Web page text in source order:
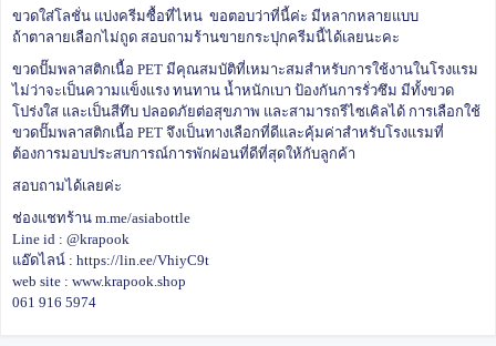
ขวดใส่โลชั่น แบ่งครีมซื้อที่ไหน ขอตอบว่าที่นี้ค่ะ มีหลากหลายแบบ
ถ้าตาลายเลือกไม่ถูด สอบถามร้านขายกระปุกครีมนี้ได้เลยนะคะ
ขวดปั๊มพลาสติกเนื้อ PET มีคุณสมบัติที่เหมาะสมสำหรับการใช้งานในโรงแรม
ไม่ว่าจะเป็นความแข็งแรง ทนทาน น้ำหนักเบา ป้องกันการรั่วซึม มีทั้งขวด
โปร่งใส และเป็นสีทึบ ปลอดภัยต่อสุขภาพ และสามารถรีไซเคิลได้ การเลือกใช้
ขวดปั๊มพลาสติกเนื้อ PET จึงเป็นทางเลือกที่ดีและคุ้มค่าสำหรับโรงแรมที่
ต้องการมอบประสบการณ์การพักผ่อนที่ดีที่สุดให้กับลูกค้า
สอบถามได้เลยค่ะ
ช่องแชทร้าน m.me/asiabottle
Line id : @krapook
แอ๊ดไลน์ : https://lin.ee/VhiyC9t
web site : www.krapook.shop
061 916 5974